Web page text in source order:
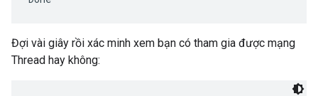
Đợi vài giây rồi xác minh xem bạn có tham gia được mạng
Thread hay không: